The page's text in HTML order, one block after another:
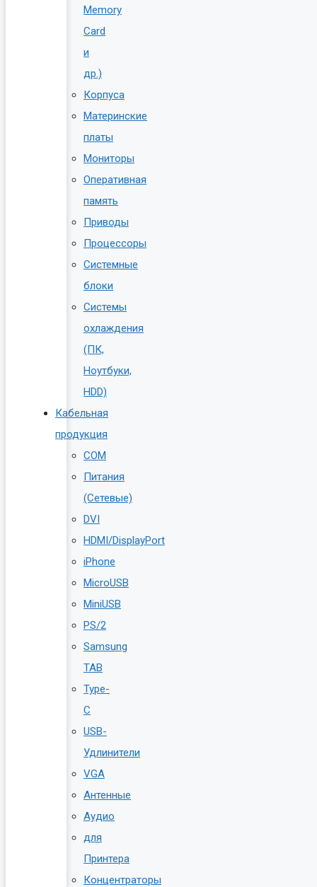
Memory
Card
и
др.)
Корпуса
Материнские
платы
Мониторы
Оперативная
память
Приводы
Процессоры
Системные
блоки
Системы
охлаждения
(ПК,
Ноутбуки,
HDD)
Кабельная
продукция
COM
Питания
(Сетевые)
DVI
HDMI/DisplayPort
iPhone
MicroUSB
MiniUSB
PS/2
Samsung
TAB
Type-
C
USB-
Удлинители
VGA
Антенные
Аудио
для
Принтера
Концентраторы